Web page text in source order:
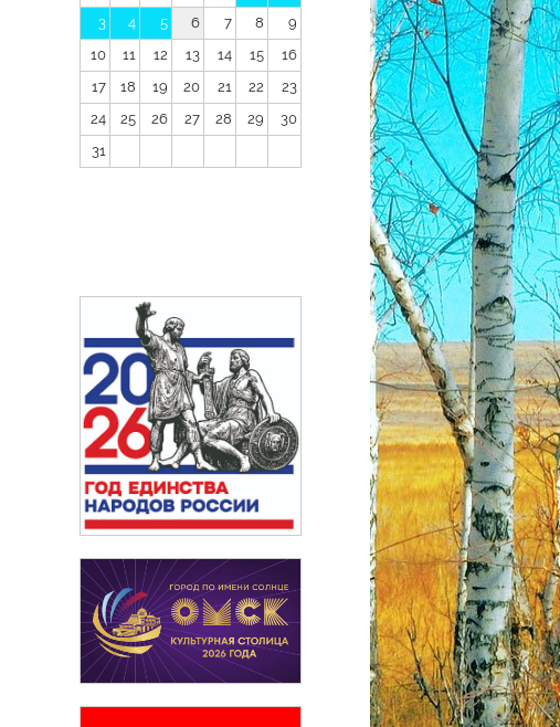
3
4 5 6 7 8
9
10
11 12 13 14 15
16
17
18 19 20 21 22
23
24
25 26 27 28 29
30
31